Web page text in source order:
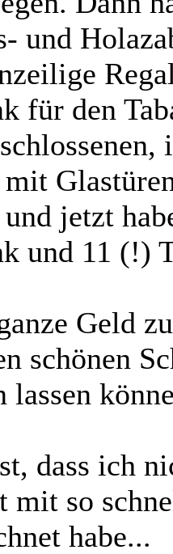
und
für den
mit
jetzt
und 11 (!)
Geld
schönen
lassen
dass ich
mit so
habe...